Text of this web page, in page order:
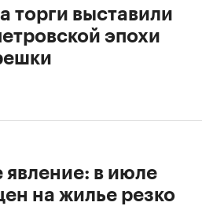
торги выставили
эпохи
явление: в июле
на жилье резко